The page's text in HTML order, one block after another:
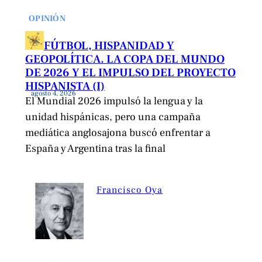
OPINIÓN
FÚTBOL, HISPANIDAD Y
GEOPOLÍTICA. LA COPA DEL MUNDO
DE 2026 Y EL IMPULSO DEL PROYECTO
HISPANISTA (I)
agosto 4, 2026
El Mundial 2026 impulsó la lengua y la
unidad hispánicas, pero una campaña
mediática anglosajona buscó enfrentar a
España y Argentina tras la final
Francisco Oya